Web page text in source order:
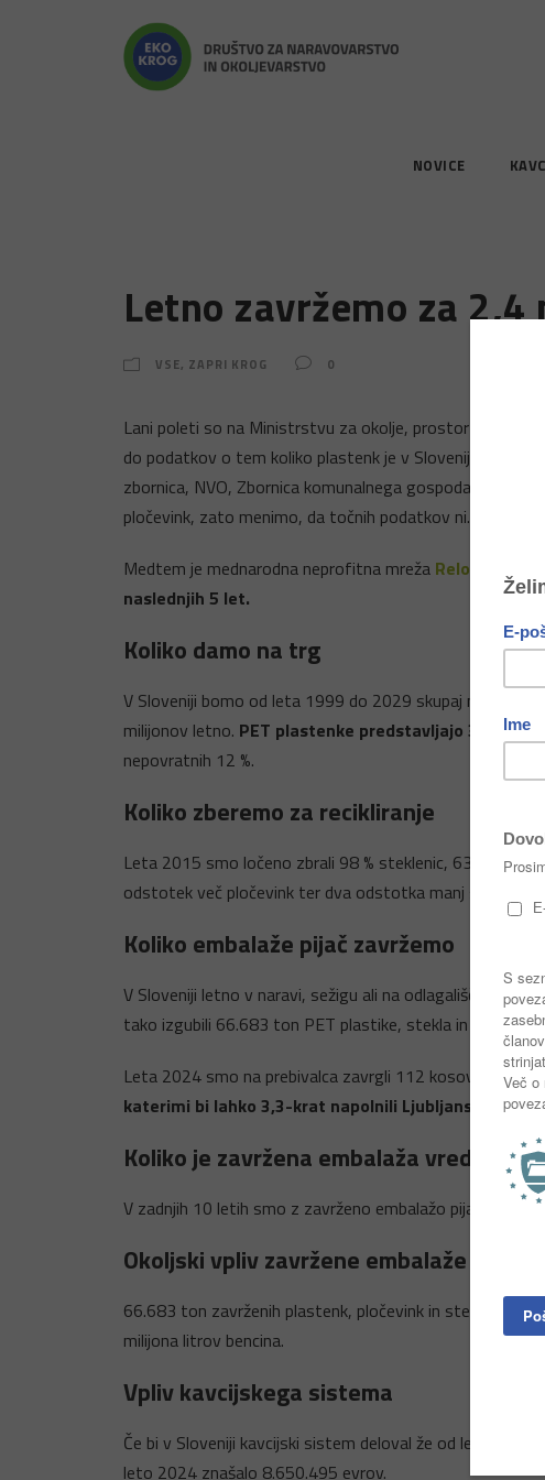
NOVICE
Letno zavržemo za
VSE, ZAPRI KROG 0
Lani poleti so na Ministrstvu za okolje, prostor in
do podatkov o tem koliko plastenk je v Sloveniji dano
zbornica, NVO, Zbornica komunalnega gospodarstva in
pločevink, zato menimo, da točnih podatkov ni. Glede
Medtem je mednarodna neprofitna mreža Reloop
naslednjih 5 let.
Koliko damo na trg
V Sloveniji bomo od leta 1999 do 2029 skupaj na trg
milijonov letno. PET plastenke predstavljajo 31 % ter
nepovratnih 12 %.
Koliko zberemo za recikliranje
Leta 2015 smo ločeno zbrali 98 % steklenic, 63 %
odstotek več pločevink ter dva odstotka manj steklenic.
Koliko embalaže pijač zavržemo
V Sloveniji letno v naravi, sežigu ali na odlagališčih
tako izgubili 66.683 ton PET plastike, stekla in
Leta 2024 smo na prebivalca zavrgli 112 kosov
katerimi bi lahko 3,3-krat napolnili Ljubljanski grad.
Koliko je zavržena embalaža vredna
V zadnjih 10 letih smo z zavrženo embalažo pijač
Okoljski vpliv zavržene embalaže
66.683 ton zavrženih plastenk, pločevink in steklenic
milijona litrov bencina.
Vpliv kavcijskega sistema
Če bi v Sloveniji kavcijski sistem deloval že od letos, bi
leto 2024 znašalo 8.650.495 evrov.